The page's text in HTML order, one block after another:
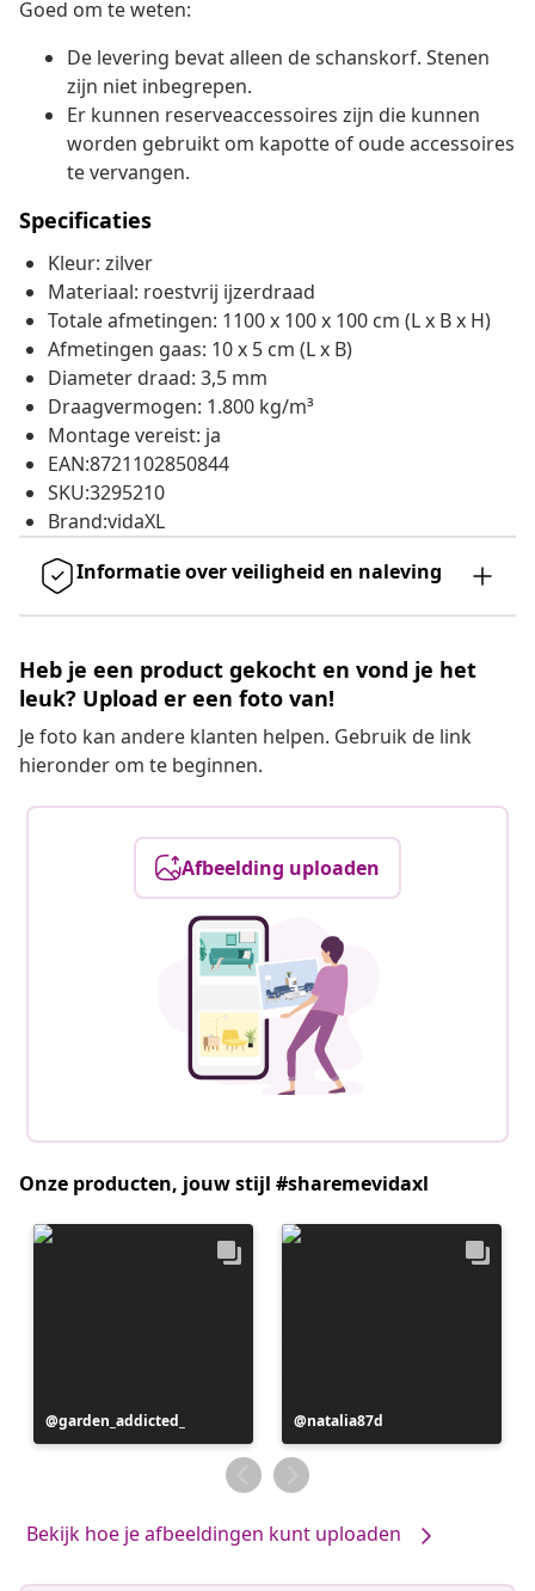
Goed om te weten:
De levering bevat alleen de schanskorf. Stenen
zijn niet inbegrepen.
Er kunnen reserveaccessoires zijn die kunnen
worden gebruikt om kapotte of oude accessoires
te vervangen.
Specificaties
Kleur: zilver
Materiaal: roestvrij ijzerdraad
Totale afmetingen: 1100 x 100 x 100 cm (L x B x H)
Afmetingen gaas: 10 x 5 cm (L x B)
Diameter draad: 3,5 mm
Draagvermogen: 1.800 kg/m³
Montage vereist: ja
EAN:8721102850844
SKU:3295210
Brand:vidaXL
Informatie over veiligheid en naleving
Heb je een product gekocht en vond je het
leuk? Upload er een foto van!
Je foto kan andere klanten helpen. Gebruik de link
hieronder om te beginnen.
Afbeelding uploaden
Onze producten, jouw stijl #sharemevidaxl
Bericht
gepubliceerd
garden_addicted_
Bericht
gepubliceerd
door
natalia87d
Bekijk hoe je afbeeldingen kunt uploaden